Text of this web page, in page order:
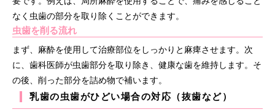
なく虫歯の部分を取り除くことができます。
虫歯を削る流れ
まず、麻酔を使用して治療部位をしっかりと麻痺させます。次
に、歯科医師が虫歯部分を取り除き、健康な歯を維持します。そ
の後、削った部分を詰め物で補います。
乳歯の虫歯がひどい場合の対応（抜歯など）